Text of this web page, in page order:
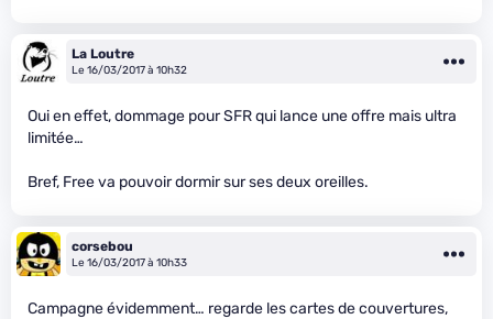
La Loutre
Le 16/03/2017 à 10h32
Oui en effet, dommage pour SFR qui lance une offre mais ultra
limitée…
Bref, Free va pouvoir dormir sur ses deux oreilles.
corsebou
Le 16/03/2017 à 10h33
Campagne évidemment… regarde les cartes de couvertures,